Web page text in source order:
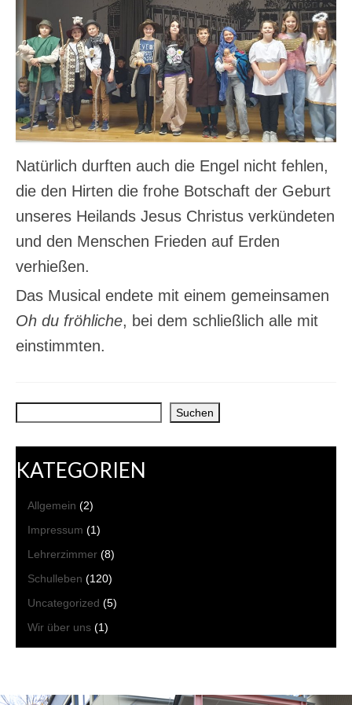
Natürlich durften auch die Engel nicht fehlen,
die den Hirten die frohe Botschaft der Geburt
unseres Heilands Jesus Christus verkündeten
und den Menschen Frieden auf Erden
verhießen.
Das Musical endete mit einem gemeinsamen
Oh du fröhliche, bei dem schließlich alle mit
einstimmten.
Suchen
KATEGORIEN
Allgemein (2)
Impressum (1)
Lehrerzimmer (8)
Schulleben (120)
Uncategorized (5)
Wir über uns (1)